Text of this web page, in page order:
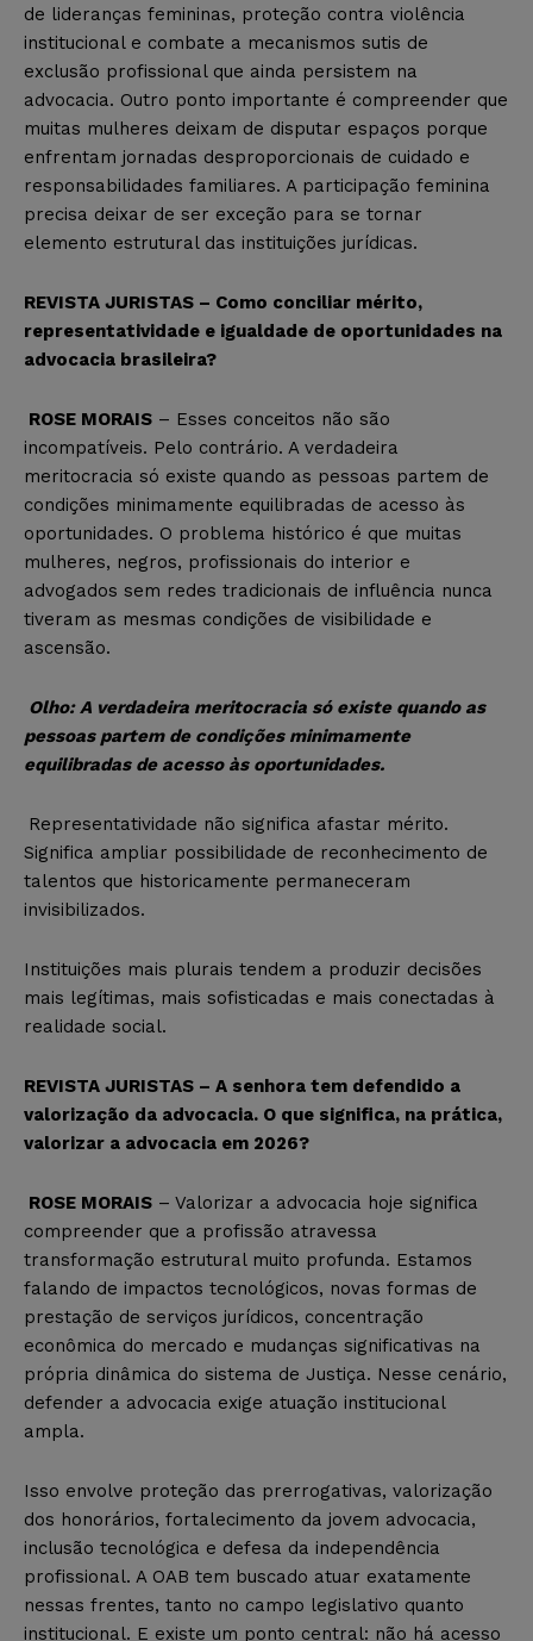
de lideranças femininas, proteção contra violência
institucional e combate a mecanismos sutis de
exclusão profissional que ainda persistem na
advocacia. Outro ponto importante é compreender que
muitas mulheres deixam de disputar espaços porque
enfrentam jornadas desproporcionais de cuidado e
responsabilidades familiares. A participação feminina
precisa deixar de ser exceção para se tornar
elemento estrutural das instituições jurídicas.
REVISTA JURISTAS – Como conciliar mérito,
representatividade e igualdade de oportunidades na
advocacia brasileira?
ROSE MORAIS – Esses conceitos não são
incompatíveis. Pelo contrário. A verdadeira
meritocracia só existe quando as pessoas partem de
condições minimamente equilibradas de acesso às
oportunidades. O problema histórico é que muitas
mulheres, negros, profissionais do interior e
advogados sem redes tradicionais de influência nunca
tiveram as mesmas condições de visibilidade e
ascensão.
Olho: A verdadeira meritocracia só existe quando as
pessoas partem de condições minimamente
equilibradas de acesso às oportunidades.
Representatividade não significa afastar mérito.
Significa ampliar possibilidade de reconhecimento de
talentos que historicamente permaneceram
invisibilizados.
Instituições mais plurais tendem a produzir decisões
mais legítimas, mais sofisticadas e mais conectadas à
realidade social.
REVISTA JURISTAS – A senhora tem defendido a
valorização da advocacia. O que significa, na prática,
valorizar a advocacia em 2026?
ROSE MORAIS – Valorizar a advocacia hoje significa
compreender que a profissão atravessa
transformação estrutural muito profunda. Estamos
falando de impactos tecnológicos, novas formas de
prestação de serviços jurídicos, concentração
econômica do mercado e mudanças significativas na
própria dinâmica do sistema de Justiça. Nesse cenário,
defender a advocacia exige atuação institucional
ampla.
Isso envolve proteção das prerrogativas, valorização
dos honorários, fortalecimento da jovem advocacia,
inclusão tecnológica e defesa da independência
profissional. A OAB tem buscado atuar exatamente
nessas frentes, tanto no campo legislativo quanto
institucional. E existe um ponto central: não há acesso